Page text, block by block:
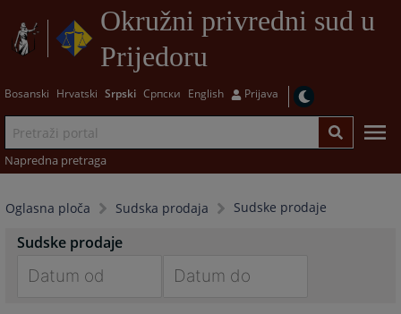
Okružni privredni sud u
Prijedoru
Bosanski Hrvatski Srpski Српски English Prijava
Napredna pretraga
Oglasna ploča Sudska prodaja Sudske prodaje
Sudske prodaje